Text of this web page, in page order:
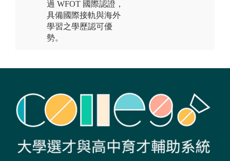
過 WFOT 國際認證，
具備國際接軌與海外
學習之學歷認可優
勢。